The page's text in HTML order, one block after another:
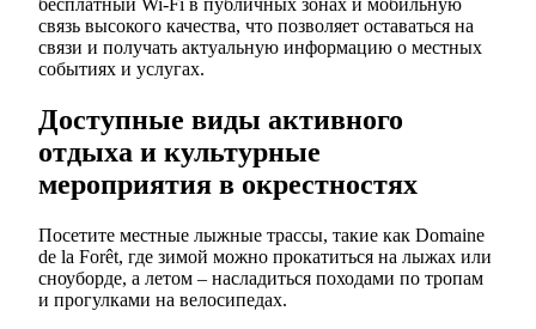
бесплатный Wi-Fi в публичных зонах и мобильную
связь высокого качества, что позволяет оставаться на
связи и получать актуальную информацию о местных
событиях и услугах.
Доступные виды активного
отдыха и культурные
мероприятия в окрестностях
Посетите местные лыжные трассы, такие как Domaine
de la Forêt, где зимой можно прокатиться на лыжах или
сноуборде, а летом – насладиться походами по тропам
и прогулками на велосипедах.